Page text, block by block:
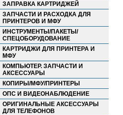
ЗАПРАВКА КАРТРИДЖЕЙ
ЗАПЧАСТИ И РАСХОДКА ДЛЯ
ПРИНТЕРОВ И МФУ
ИНСТРУМЕНТЫ/ПАКЕТЫ/
СПЕЦОБОРУДОВАНИЕ
КАРТРИДЖИ ДЛЯ ПРИНТЕРА И
МФУ
КОМПЬЮТЕР. ЗАПЧАСТИ И
АКСЕССУАРЫ
КОПИРЫ/МФУ/ПРИНТЕРЫ
ОПС И ВИДЕОНАБЛЮДЕНИЕ
ОРИГИНАЛЬНЫЕ АКСЕССУАРЫ
ДЛЯ ТЕЛЕФОНОВ